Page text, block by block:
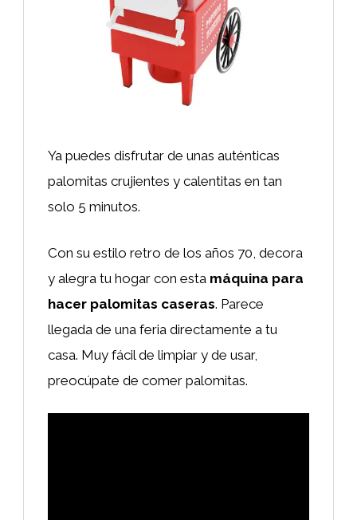
Ya puedes disfrutar de unas auténticas
palomitas crujientes y calentitas en tan
solo 5 minutos.
Con su estilo retro de los años 70, decora
y alegra tu hogar con esta máquina para
hacer palomitas caseras. Parece
llegada de una feria directamente a tu
casa. Muy fácil de limpiar y de usar,
preocúpate de comer palomitas.